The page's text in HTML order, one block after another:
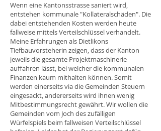
Wenn eine Kantonsstrasse saniert wird,
entstehen kommunale "Kollateralschäden". Die
dabei entstehenden Kosten werden heute
fallweise mittels Verteilschlüssel verhandelt.
Meine Erfahrungen als Dietlikons
Tiefbauvorsteherin zeigen, dass der Kanton
jeweils die gesamte Projektmaschinerie
auffahren lässt, bei welcher die kommunalen
Finanzen kaum mithalten können. Somit
werden einerseits via die Gemeinden Steuern
eingesackt, andererseits wird ihnen wenig
Mitbestimmungsrecht gewährt. Wir wollen die
Gemeinden vom Joch des zufälligen
Würfelspiels beim fallweisen Verteilschlüssel